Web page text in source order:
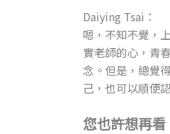
Daiying Tsai：
嗯，不知不覺，
實老師的心，青
念。但是，總覺
己，也可以順便
您也許想再看